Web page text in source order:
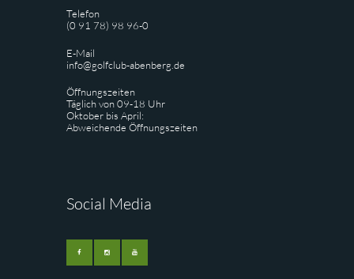
Telefon
(0 91 78) 98 96-0
E-Mail
info@golfclub-abenberg.de
Öffnungszeiten
Täglich von 09-18 Uhr
Oktober bis April:
Abweichende Öffnungszeiten
Social Media